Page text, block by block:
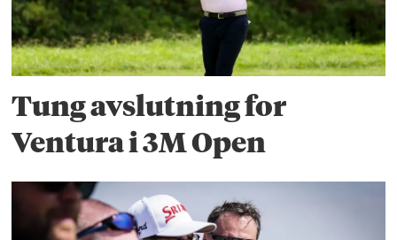
Tung avslutning for
Ventura i 3M Open